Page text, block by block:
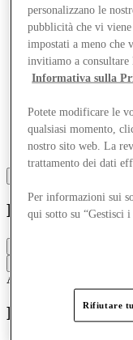
Lacoste
Accessori e borse
Discover
personalizzano le
pubblicità che vi
impostati a meno
invitiamo a consultare
Informativa sulla
Potete modificare le
qualsiasi momento,
nostro sito web. La
trattamento dei dati
Per informazioni sui
qui sotto su “Gestisci i
Rifiutare